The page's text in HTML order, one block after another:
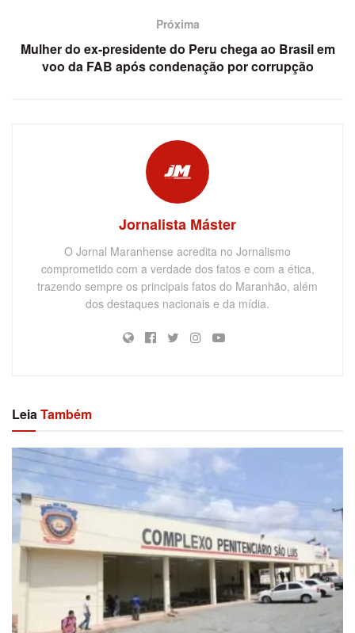
Próxima
Mulher do ex-presidente do Peru chega ao Brasil em
voo da FAB após condenação por corrupção
Jornalista Máster
O Jornal Maranhense acredita no Jornalismo
comprometido com a verdade dos fatos e com a ética,
trazendo sempre os principais fatos do Maranhão, além
dos destaques nacionais e da mídia.
Leia Também